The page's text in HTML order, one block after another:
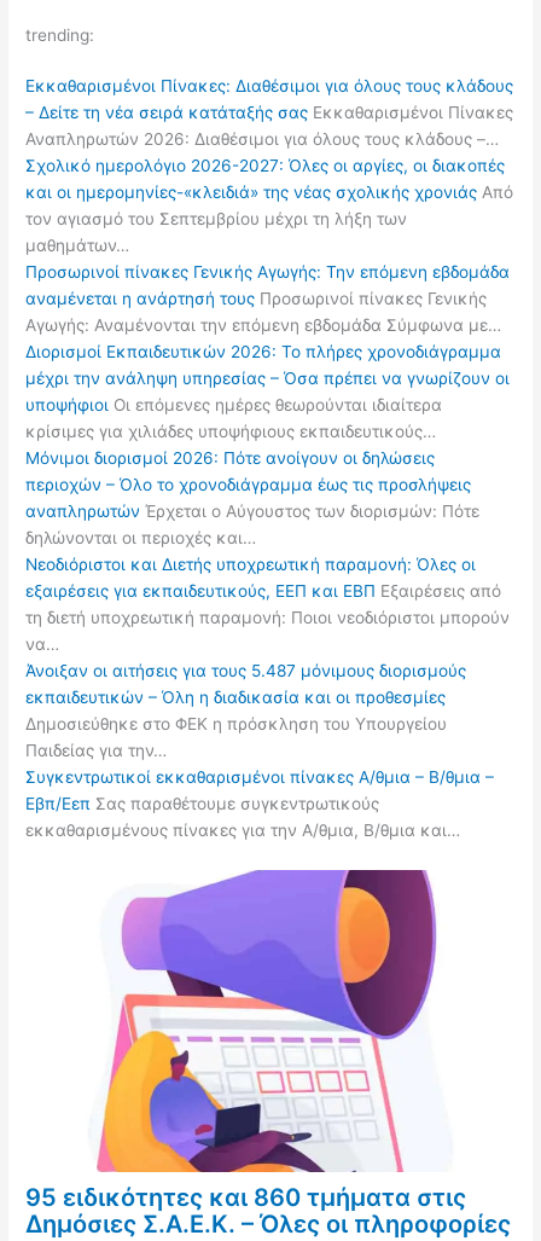
trending:
Εκκαθαρισμένοι Πίνακες: Διαθέσιμοι για όλους τους κλάδους
– Δείτε τη νέα σειρά κατάταξής σας Εκκαθαρισμένοι Πίνακες
Αναπληρωτών 2026: Διαθέσιμοι για όλους τους κλάδους –…
Σχολικό ημερολόγιο 2026-2027: Όλες οι αργίες, οι διακοπές
και οι ημερομηνίες-«κλειδιά» της νέας σχολικής χρονιάς Από
τον αγιασμό του Σεπτεμβρίου μέχρι τη λήξη των
μαθημάτων…
Προσωρινοί πίνακες Γενικής Αγωγής: Την επόμενη εβδομάδα
αναμένεται η ανάρτησή τους Προσωρινοί πίνακες Γενικής
Αγωγής: Αναμένονται την επόμενη εβδομάδα Σύμφωνα με…
Διορισμοί Εκπαιδευτικών 2026: Το πλήρες χρονοδιάγραμμα
μέχρι την ανάληψη υπηρεσίας – Όσα πρέπει να γνωρίζουν οι
υποψήφιοι Οι επόμενες ημέρες θεωρούνται ιδιαίτερα
κρίσιμες για χιλιάδες υποψήφιους εκπαιδευτικούς…
Μόνιμοι διορισμοί 2026: Πότε ανοίγουν οι δηλώσεις
περιοχών – Όλο το χρονοδιάγραμμα έως τις προσλήψεις
αναπληρωτών Έρχεται ο Αύγουστος των διορισμών: Πότε
δηλώνονται οι περιοχές και…
Νεοδιόριστοι και Διετής υποχρεωτική παραμονή: Όλες οι
εξαιρέσεις για εκπαιδευτικούς, ΕΕΠ και ΕΒΠ Εξαιρέσεις από
τη διετή υποχρεωτική παραμονή: Ποιοι νεοδιόριστοι μπορούν
να…
Άνοιξαν οι αιτήσεις για τους 5.487 μόνιμους διορισμούς
εκπαιδευτικών – Όλη η διαδικασία και οι προθεσμίες
Δημοσιεύθηκε στο ΦΕΚ η πρόσκληση του Υπουργείου
Παιδείας για την…
Συγκεντρωτικοί εκκαθαρισμένοι πίνακες Α/θμια – Β/θμια –
Εβπ/Εεπ Σας παραθέτουμε συγκεντρωτικούς
εκκαθαρισμένους πίνακες για την Α/θμια, Β/θμια και…
95 ειδικότητες και 860 τμήματα στις
Δημόσιες Σ.Α.Ε.Κ. – Όλες οι πληροφορίες